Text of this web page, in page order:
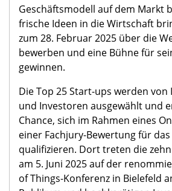
Geschäftsmodell auf dem Markt
frische Ideen in die Wirtschaft
zum 28. Februar 2025 über die
bewerben und eine Bühne für
gewinnen.
Die Top 25 Start-ups werden
und Investoren ausgewählt und
Chance, sich im Rahmen eines
einer Fachjury-Bewertung für
qualifizieren. Dort treten die
am 5. Juni 2025 auf der
of Things-Konferenz in Bielefeld